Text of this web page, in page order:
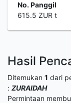
No. Panggil
615.5 ZUR t
Hasil
Ditemukan 1 dari
: ZURAIDAH
Permintaan